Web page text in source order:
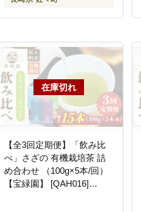
【全3回定期便】「飲み比
べ」さざの 有機栽培茶 詰
め合わせ （100g×5本/回）
【宝緑園】 [QAH016]